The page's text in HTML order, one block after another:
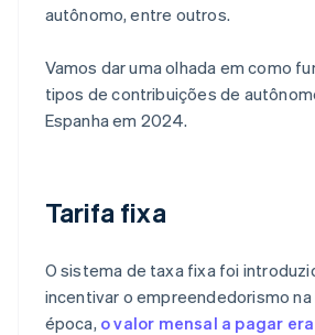
autônomo, entre outros.
Vamos dar uma olhada em como
tipos de contribuições de
Espanha em 2024.
Tarifa fixa
O sistema de taxa fixa foi
incentivar o empreendedorismo na
época, o valor mensal a pagar